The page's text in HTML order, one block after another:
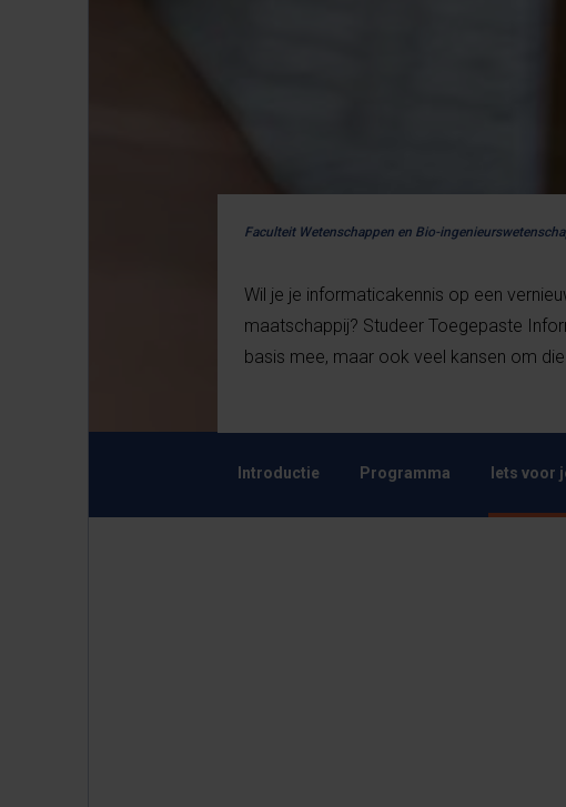
Faculteit Wetenschappen en Bio-
Wil je je informaticakennis op een
maatschappij? Studeer Toegepaste
basis mee, maar ook veel kansen om
Introductie Programma Iets voor